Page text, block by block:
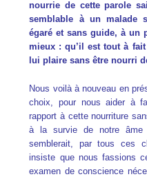
nourrie de cette parole
semblable à un malade
égaré et sans guide, à un
mieux : qu’il est tout à
lui plaire sans être nourri
Nous voilà à nouveau en
choix, pour nous aider à
rapport à cette nourriture
à la survie de notre âme
semblerait, par tous ces
insiste que nous fassions
examen de conscience